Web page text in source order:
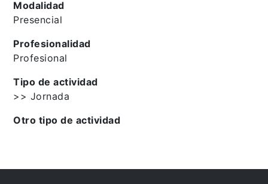
Modalidad
Presencial
Profesionalidad
Profesional
Tipo de actividad
>> Jornada
Otro tipo de actividad